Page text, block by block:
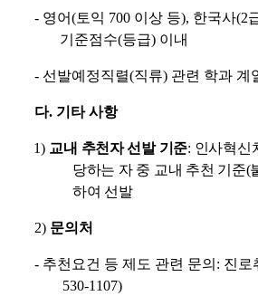
- 영어(토익 700 이상 등), 한국사(2
기준점수(등급) 이내
- 선발예정직렬(직류) 관련 학과 계
다. 기타 사항
1) 교내 추천자 선발 기준: 인사혁신
당하는 자 중 교내 추천 기준(
하여 선발
2) 문의처
- 추천요건 등 제도 관련 문의 : 진로
530-1107)